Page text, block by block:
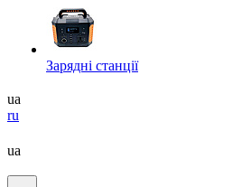
Зарядні станції
ua
ru
ua